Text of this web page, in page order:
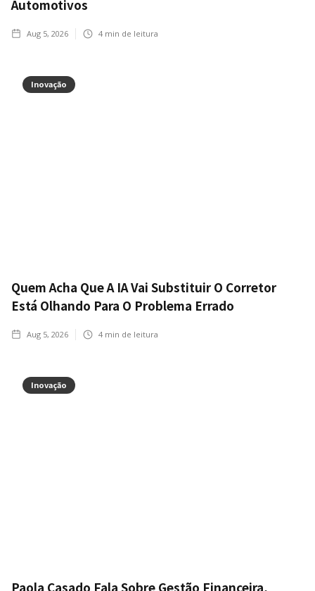
Automotivos
Aug 5, 2026 4 min de leitura
Inovação
Quem Acha Que A IA Vai Substituir O Corretor
Está Olhando Para O Problema Errado
Aug 5, 2026 4 min de leitura
Inovação
Paola Casado Fala Sobre Gestão Financeira,